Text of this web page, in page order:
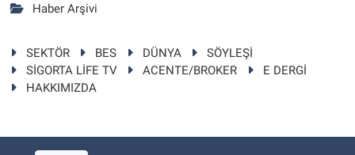
Haber Arşivi
SEKTÖR BES DÜNYA
SÖYLEŞİ
SİGORTA LİFE TV
ACENTE/BROKER
E DERGİ
HAKKIMIZDA